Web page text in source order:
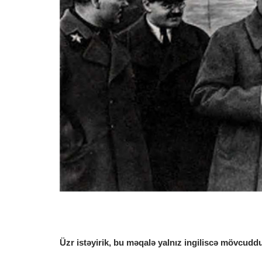
Üzr istəyirik, bu məqalə yalnız ingiliscə